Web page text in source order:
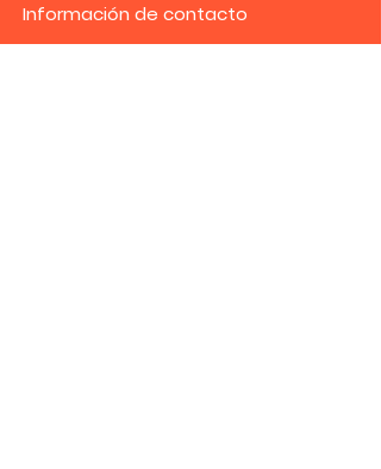
Información de contacto